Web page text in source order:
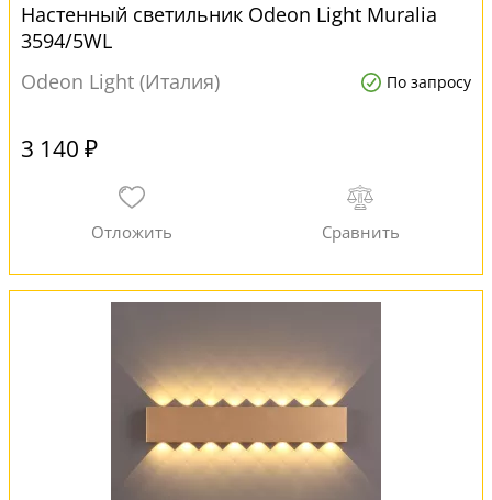
Настенный светильник Odeon Light Muralia
3594/5WL
Odeon Light (Италия)
По запросу
3 140 ₽